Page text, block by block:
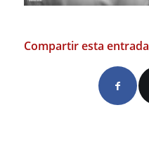
Compartir esta entrada